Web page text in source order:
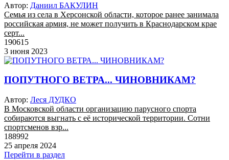
Автор: Даниил БАКУЛИН
Семья из села в Херсонской области, которое ранее занимала
российская армия, не может получить в Краснодарском крае
серт...
190615
3 июня 2023
ПОПУТНОГО ВЕТРА... ЧИНОВНИКАМ?
Автор: Леся ДУДКО
В Московской области организацию парусного спорта
собираются выгнать с её исторической территории. Сотни
спортсменов взр...
188992
25 апреля 2024
Перейти в раздел